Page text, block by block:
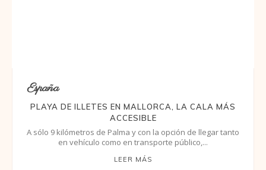
España
PLAYA DE ILLETES EN MALLORCA, LA CALA MÁS
ACCESIBLE
A sólo 9 kilómetros de Palma y con la opción de llegar tanto
en vehículo como en transporte público,...
LEER MÁS